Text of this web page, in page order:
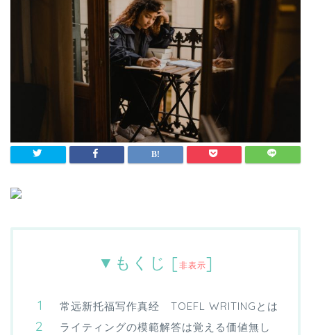
▼もくじ [ 非表示]
常远新托福写作真经 TOEFL WRITINGとは
ライティングの模範解答は覚える価値無し